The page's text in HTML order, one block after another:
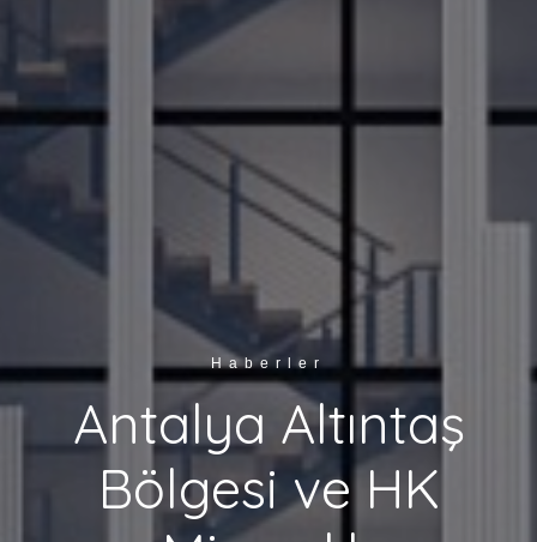
Haberler
Antalya Altıntaş
Bölgesi ve HK